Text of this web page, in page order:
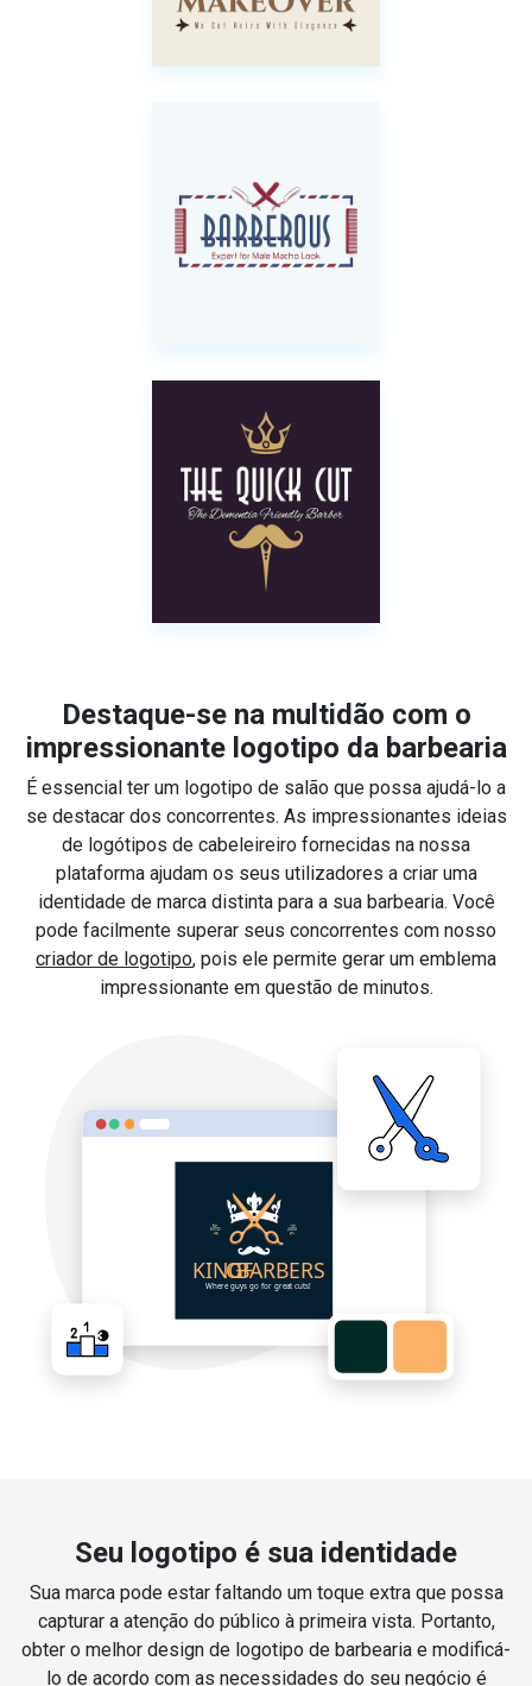
Destaque-se na multidão com o
impressionante logotipo da barbearia
É essencial ter um logotipo de salão que possa ajudá-lo a
se destacar dos concorrentes. As impressionantes ideias
de logótipos de cabeleireiro fornecidas na nossa
plataforma ajudam os seus utilizadores a criar uma
identidade de marca distinta para a sua barbearia. Você
pode facilmente superar seus concorrentes com nosso
criador de logotipo, pois ele permite gerar um emblema
impressionante em questão de minutos.
Seu logotipo é sua identidade
Sua marca pode estar faltando um toque extra que possa
capturar a atenção do público à primeira vista. Portanto,
obter o melhor design de logotipo de barbearia e modificá-
lo de acordo com as necessidades do seu negócio é